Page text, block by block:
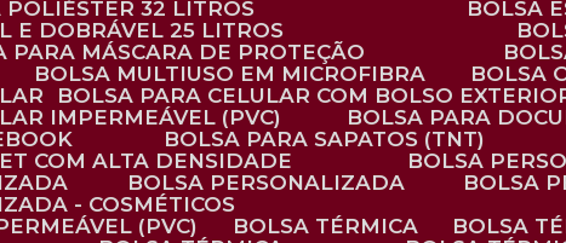
POLIÉSTER 32 LITROS
BOLSA
E DOBRÁVEL 25 LITROS
PARA MÁSCARA DE PROTEÇÃO
BOLSA MULTIUSO EM MICROFIBRA BOLSA
BOLSA PARA CELULAR COM BOLSO
IMPERMEÁVEL (PVC)
BOLSA PARA
BOLSA PARA SAPATOS (TNT)
COM ALTA DENSIDADE
BOLSA
BOLSA PERSONALIZADA BOLSA
- COSMÉTICOS
(PVC)
BOLSA TÉRMICA BOLSA